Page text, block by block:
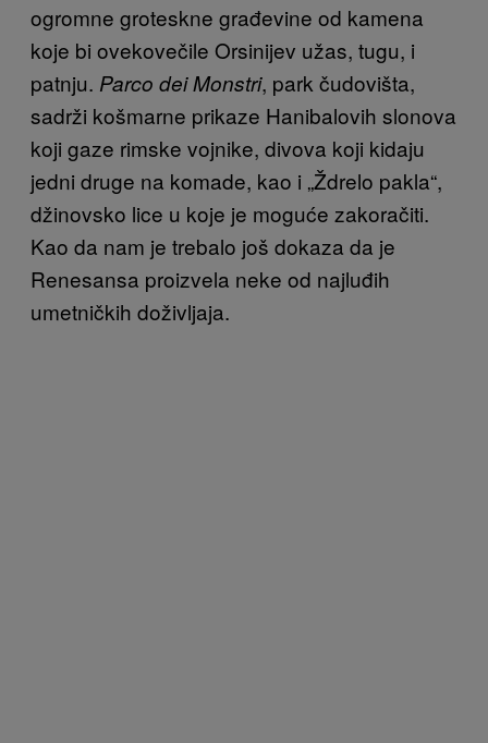
ogromne groteskne građevine od kamena
koje bi ovekovečile Orsinijev užas, tugu, i
patnju. Parco dei Monstri, park čudovišta,
sadrži košmarne prikaze Hanibalovih slonova
koji gaze rimske vojnike, divova koji kidaju
jedni druge na komade, kao i „Ždrelo pakla“,
džinovsko lice u koje je moguće zakoračiti.
Kao da nam je trebalo još dokaza da je
Renesansa proizvela neke od najluđih
umetničkih doživljaja.